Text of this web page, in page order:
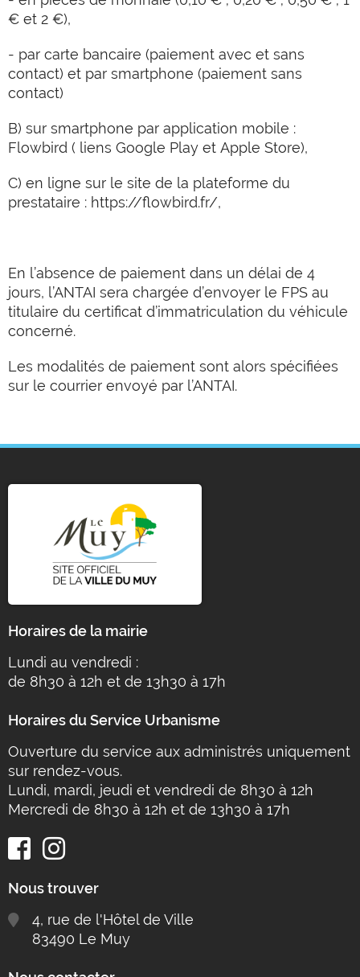
€ et 2 €),
- par carte bancaire (paiement avec et sans
contact) et par smartphone (paiement sans
contact)
B) sur smartphone par application mobile :
Flowbird ( liens Google Play et Apple Store),
C) en ligne sur le site de la plateforme du
prestataire : https://flowbird.fr/,
En l’absence de paiement dans un délai de 4
jours, l’ANTAI sera chargée d’envoyer le FPS au
titulaire du certificat d’immatriculation du véhicule
concerné.
Les modalités de paiement sont alors spécifiées
sur le courrier envoyé par l’ANTAI.
Horaires de la mairie
Lundi au vendredi :
de 8h30 à 12h et de 13h30 à 17h
Horaires du Service Urbanisme
Ouverture du service aux administrés uniquement
sur rendez-vous.
Lundi, mardi, jeudi et vendredi de 8h30 à 12h
Mercredi de 8h30 à 12h et de 13h30 à 17h
Nous trouver
4, rue de l'Hôtel de Ville
83490 Le Muy